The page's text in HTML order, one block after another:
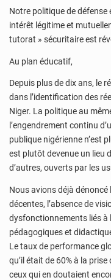
Notre politique de défense
intérêt légitime et
tutorat » sécuritaire est
Au plan éducatif,
Depuis plus de dix ans, le
dans l’identification des
Niger. La politique au
l’engendrement continu
publique nigérienne n’est
est plutôt devenue un lieu
d’autres, ouverts par les
Nous avions déjà dénoncé
décentes, l’absence de
dysfonctionnements liés à
pédagogiques et
Le taux de performance
qu’il était de 60% à la
ceux qui en doutaient